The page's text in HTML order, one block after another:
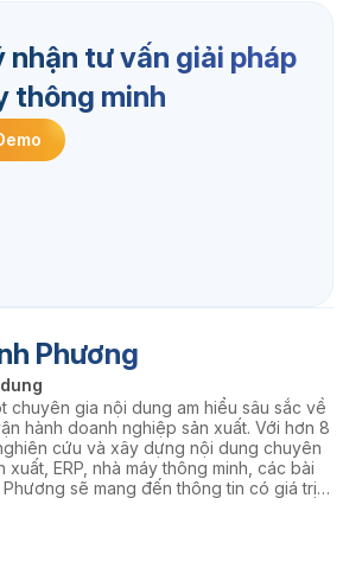
nhận tư vấn giải pháp
thông minh
Phương
chuyên gia nội dung am hiểu sâu sắc về
hành doanh nghiệp sản xuất. Với hơn 8
cứu và xây dựng nội dung chuyên
xuất, ERP, nhà máy thông minh, các bài
sẽ mang đến thông tin có giá trị
số. âaaa